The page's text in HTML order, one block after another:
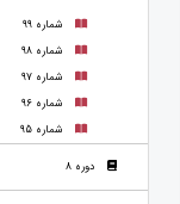
شماره 99
شماره 98
شماره 97
شماره 96
شماره 95
دوره 8